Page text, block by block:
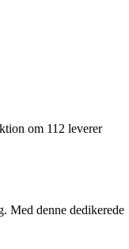
om 112 leverer
Med denne dedikerede